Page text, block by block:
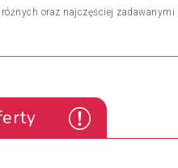
oraz najczęściej